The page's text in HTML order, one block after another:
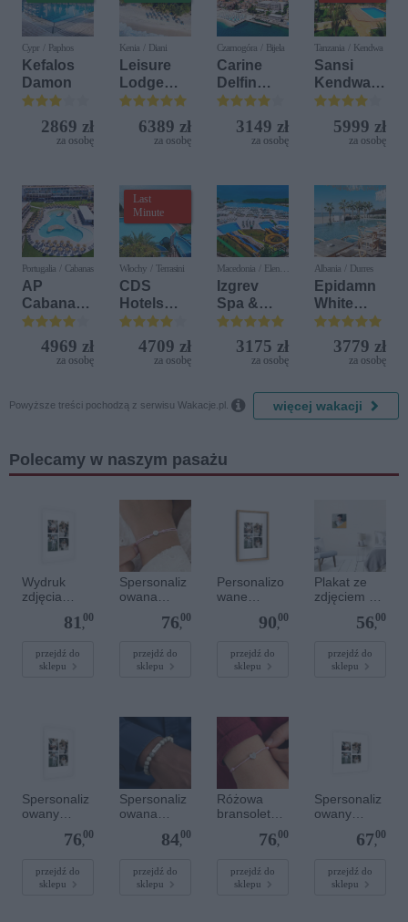
Cypr / Paphos
Kefalos
Damon
2869 zł
za osobę
Kenia / Diani
Leisure
Lodge
Beach &
Golf
Resort by
Diamonds
6389 zł
za osobę
Czarnogóra / Bijela
Carine
Delfin
Bijela (ex.
Iberostar
Bijela
3149 zł
za osobę
Tanzania / Kendwa
Sansi
Kendwa
Beach
Resort
5999 zł
za osobę
Portugalia / Cabanas
AP
Cabanas
Beach &
Nature
4969 zł
za osobę
Last
Minute
Włochy / Terrasini
CDS
Hotels
Terrasini
(ex. Citta
del Mare)
4709 zł
za osobę
Macedonia / Elen
Kamen
Izgrev
Spa &
Aquapark
3175 zł
za osobę
Albania / Durres
Epidamn
White
Sensation
3779 zł
za osobę
Powyższe treści pochodzą z serwisu Wakacje.pl.  więcej wakacji
Polecamy w naszym pasażu
Wydruk
zdjęcia
plakatu - 50
x 70 cm81 ,
00
przejdź do
sklepu
Spersonaliz
owana
bransoletka
sznurkowa -
Srebrne
kółko
76,
00
przejdź do
sklepu
Personalizo
wane
drewnianej
30 cm
90,
00
przejdź do
sklepu
Plakat ze
zdjęciem 30
56,
00
przejdź do
sklepu
Spersonaliz
owany
plakat - 40 x
76,
00
przejdź do
sklepu
Spersonaliz
owana
bransoletka
szlachetnym
i - Szary - M
84,
00
przejdź do
sklepu
Różowa
bransoletka
dla dzieci -
owana -
Srebrne
76,
00
przejdź do
sklepu
Spersonaliz
owany
plakat - 40 x
67,
00
przejdź do
sklepu